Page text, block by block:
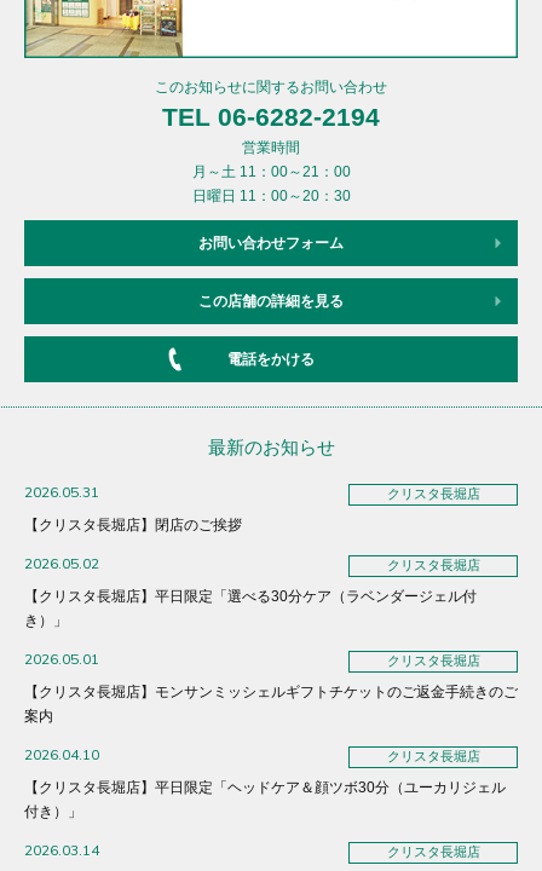
このお知らせに関するお問い合わせ
TEL 06-6282-2194
営業時間
月～土 11：00～21：00
日曜日 11：00～20：30
お問い合わせフォーム
この店舗の詳細を見る
電話をかける
最新のお知らせ
2026.05.31 クリスタ長堀店
【クリスタ長堀店】閉店のご挨拶
2026.05.02 クリスタ長堀店
【クリスタ長堀店】平日限定「選べる30分ケア（ラベンダージェル付
き）」
2026.05.01 クリスタ長堀店
【クリスタ長堀店】モンサンミッシェルギフトチケットのご返金手続きのご
案内
2026.04.10 クリスタ長堀店
【クリスタ長堀店】平日限定「ヘッドケア＆顔ツボ30分（ユーカリジェル
付き）」
2026.03.14 クリスタ長堀店